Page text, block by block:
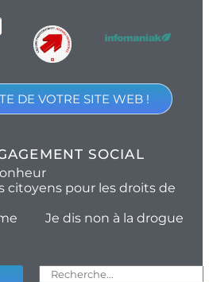
DE VOTRE SITE WEB !
SOCIAL
citoyens pour les droits de
Je dis non à la drogue